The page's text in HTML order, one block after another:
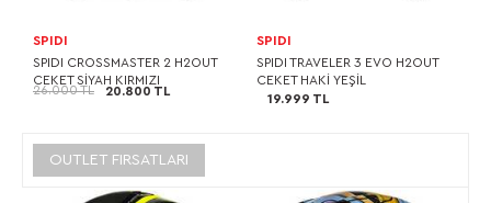
SPIDI
SPIDI CROSSMASTER 2 H2OUT
CEKET SİYAH KIRMIZI
26.000 TL 20.800 TL
SPIDI
SPIDI TRAVELER 3 EVO H2OUT
CEKET HAKİ YEŞİL
19.999 TL
OUTLET FIRSATLARI